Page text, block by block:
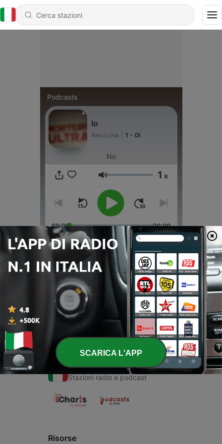
Podcasts
Io
Alex Lüna 1 - Oi
No
Volume 1 x
00:00 00:00
Episodi
- Oi
17 Mar 2021
Radio Italiane
Stazioni radio e podcast
Risorse
SCARICA L'APP